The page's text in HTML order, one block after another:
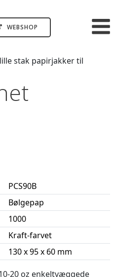
WEBSHOP
PCS90B
Bølgepap
1000
Kraft-farvet
130 x 95 x 60 mm
20 oz enkeltvæggede